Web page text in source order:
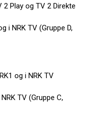
Play og TV 2 Direkte
i NRK TV (Gruppe D,
og i NRK TV
TV (Gruppe C,